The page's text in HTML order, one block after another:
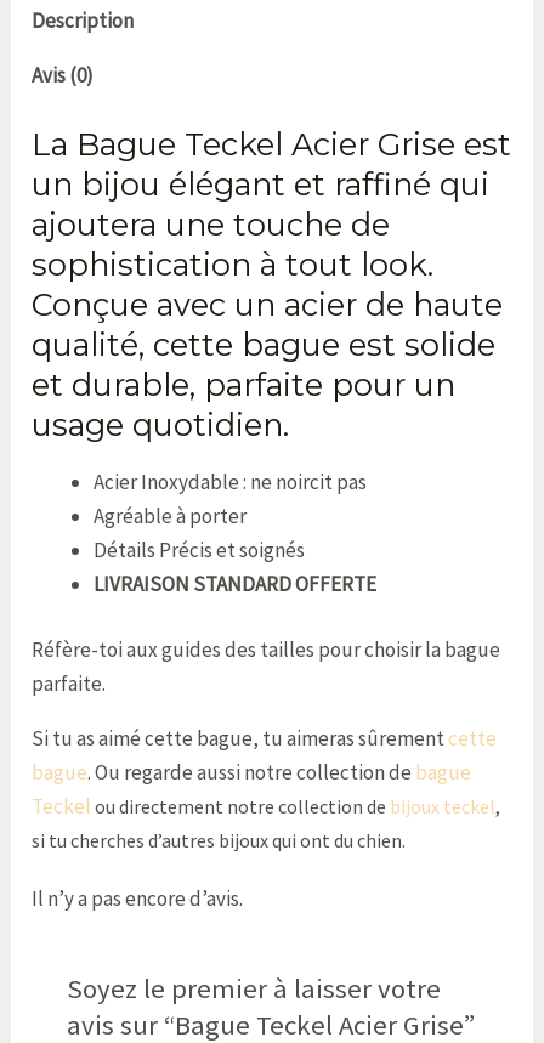
Description
Avis (0)
La Bague Teckel Acier Grise est
un bijou élégant et raffiné qui
ajoutera une touche de
sophistication à tout look.
Conçue avec un acier de haute
qualité, cette bague est solide
et durable, parfaite pour un
usage quotidien.
Acier Inoxydable : ne noircit pas
Agréable à porter
Détails Précis et soignés
LIVRAISON STANDARD OFFERTE
Réfère-toi aux guides des tailles pour choisir la bague
parfaite.
Si tu as aimé cette bague, tu aimeras sûrementcette
bague. Ou regarde aussi notre collection de bague
Teckel ou directement notre collection de bijoux teckel,
si tu cherches d’autres bijoux qui ont du chien.
Il n’y a pas encore d’avis.
Soyez le premier à laisser votre
avis sur “Bague Teckel Acier Grise”